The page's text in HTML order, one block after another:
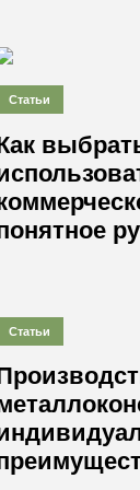
Статьи
Статьи